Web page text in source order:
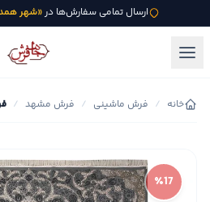
ارسال تمامی سفارش‌ها در«شهر
خانه / فرش ماشینی / فرش مشهد /
٪17